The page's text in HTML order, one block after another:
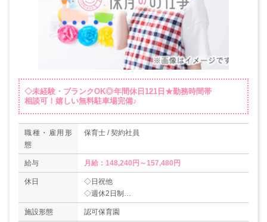
◇未経験・ブランクOK◎年間休日121日★勤務時間帯
相談可！嬉しい無料駐車場完備♪
職種・雇用形
態
保育士 / 契約社員
給与 月給：148,240円～157,480円
休日
◇日祝他
◇週休2日制
◇有給休暇
◇年末年始（12/29～1/3）
施設形態 認可保育園